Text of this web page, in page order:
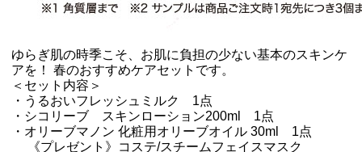
ゆらぎ肌の時季こそ、お肌に負担の少ない基本のスキンケ
アを！ 春のおすすめケアセットです。
＜セット内容＞
・うるおいフレッシュミルク 1点
・シコリーブ スキンローション200ml 1点
・オリーブマノン 化粧用オリーブオイル 30ml 1点
《プレゼント》コステ/スチームフェイスマスク